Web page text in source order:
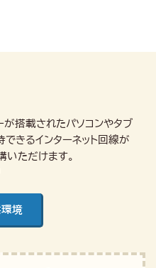
が搭載されたパソコンやタブ
できるインターネット回線が
ただけます。
境